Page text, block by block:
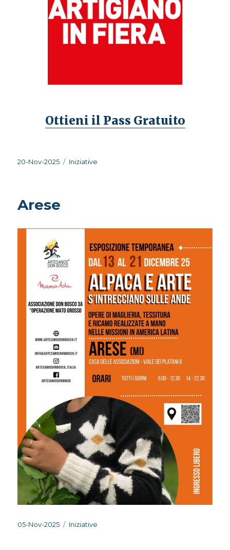
Ottieni il Pass Gratuito
Pubblicato
20-Nov-2025 Categorie
Iniziative
Arese
Pubblicato
05-Nov-2025 Categorie
Iniziative